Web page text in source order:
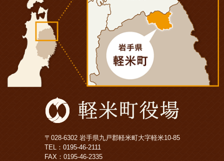
〒028-6302 岩手県九戸郡軽米町大字軽米10-85
TEL： 0195-46-2111
FAX：0195-46-2335